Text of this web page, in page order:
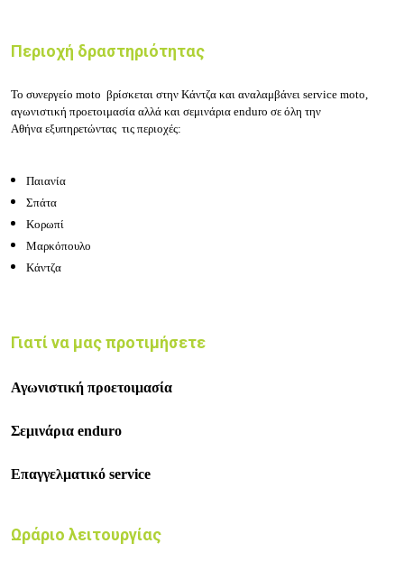
Περιοχή δραστηριότητας
Το συνεργείο moto βρίσκεται στην Κάντζα και αναλαμβάνει service moto,
αγωνιστική προετοιμασία αλλά και σεμινάρια enduro σε όλη την
Αθήνα εξυπηρετώντας τις περιοχές:
Παιανία
Σπάτα
Κορωπί
Μαρκόπουλο
Κάντζα
Γιατί να μας προτιμήσετε
Αγωνιστική προετοιμασία
Σεμινάρια enduro
Επαγγελματικό service
Ωράριο λειτουργίας